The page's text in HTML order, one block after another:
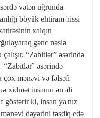
vətən uğrunda
böyük ehtiram hissi
xalqın
gənc nəslə
çalışır. “Zabitlər” əsərində
“Zabitlər” əsərində
çox mənəvi və fəlsəfi
xidmət insanın ən ali
ki, insan yalnız
dəyərini təsdiq edə